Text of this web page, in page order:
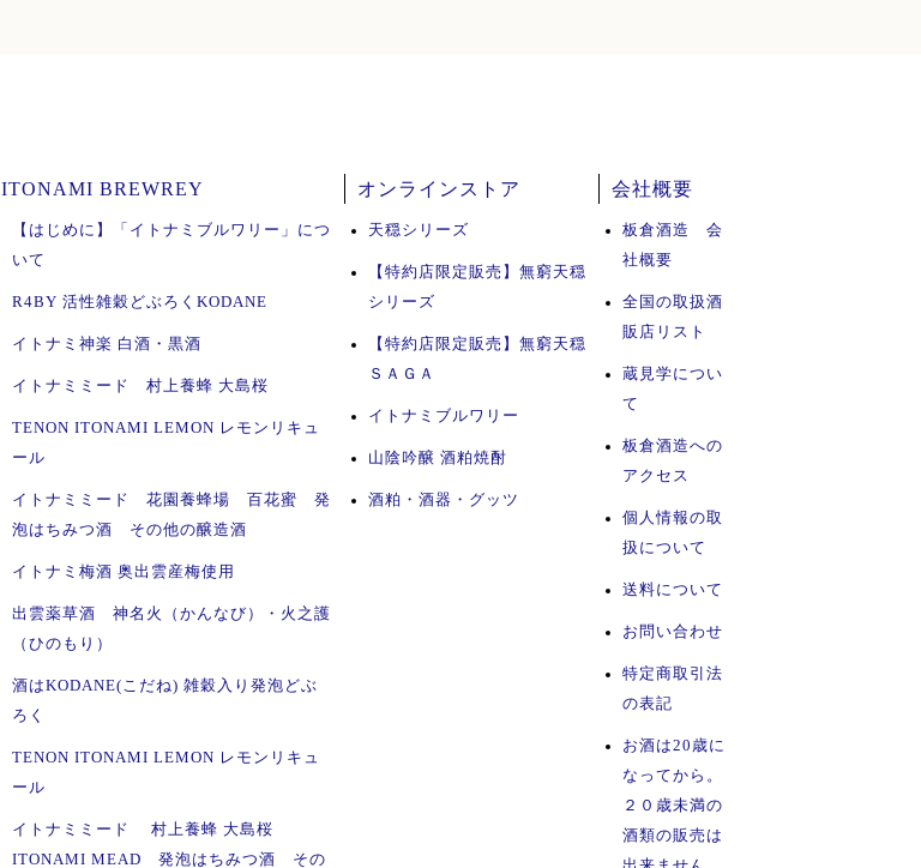
ITONAMI BREWREY
【はじめに】「イトナミブルワリー」につ
いて
R4BY 活性雑穀どぶろくKODANE
イトナミ神楽 白酒・黒酒
イトナミミード 村上養蜂 大島桜
TENON ITONAMI LEMON レモンリキュ
ール
イトナミミード 花園養蜂場 百花蜜 発
泡はちみつ酒 その他の醸造酒
イトナミ梅酒 奥出雲産梅使用
出雲薬草酒 神名火（かんなび）・火之護
（ひのもり）
酒はKODANE(こだね) 雑穀入り発泡どぶ
ろく
TENON ITONAMI LEMON レモンリキュ
ール
イトナミミード 村上養蜂 大島桜
ITONAMI MEAD 発泡はちみつ酒 その
オンラインストア
天穏シリーズ
【特約店限定販売】無窮天穏
シリーズ
【特約店限定販売】無窮天穏
ＳＡＧＡ
イトナミブルワリー
山陰吟醸 酒粕焼酎
酒粕・酒器・グッツ
会社概要
板倉酒造 会
社概要
全国の取扱酒
販店リスト
蔵見学につい
て
板倉酒造への
アクセス
個人情報の取
扱について
送料について
お問い合わせ
特定商取引法
の表記
お酒は20歳に
なってから。
２０歳未満の
酒類の販売は